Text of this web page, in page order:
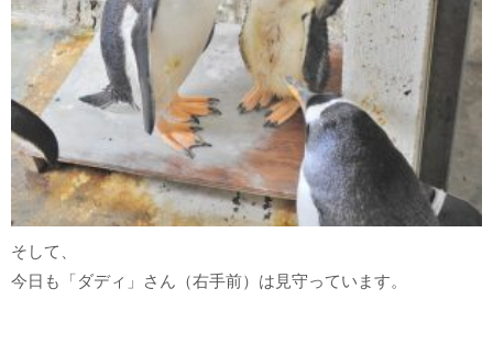
そして、
今日も「ダディ」さん（右手前）は見守っています。